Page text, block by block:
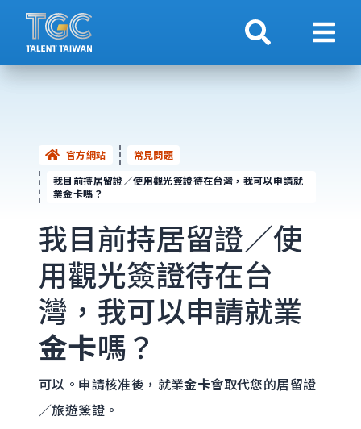
搜索 顯示
官方網站
常見問題
我目前持居留證／使用觀光簽證待在台灣，我可以申請就
業金卡嗎？
我目前持居留證／使
用觀光簽證待在台
灣，我可以申請就業
金卡嗎？
可以。申請核准後，就業金卡會取代您的居留證
／旅遊簽證。